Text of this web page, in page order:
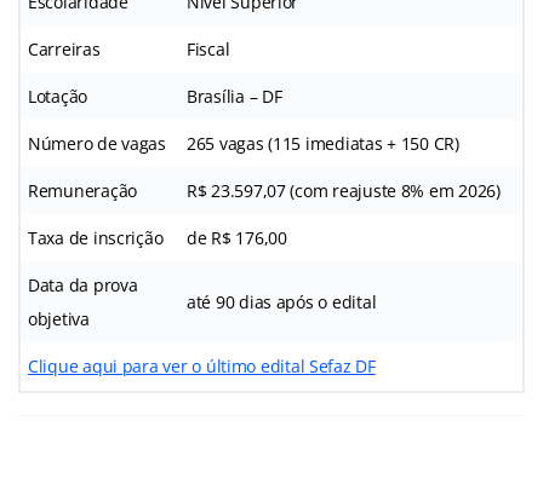
Carreiras Fiscal
Lotação Brasília – DF
Número de vagas 265 vagas (115 imediatas + 150 CR)
Remuneração R$ 23.597,07 (com reajuste 8% em 2026)
Taxa de inscrição de R$ 176,00
Data da prova
objetiva
até 90 dias após o edital
Clique aqui para ver o último edital Sefaz DF